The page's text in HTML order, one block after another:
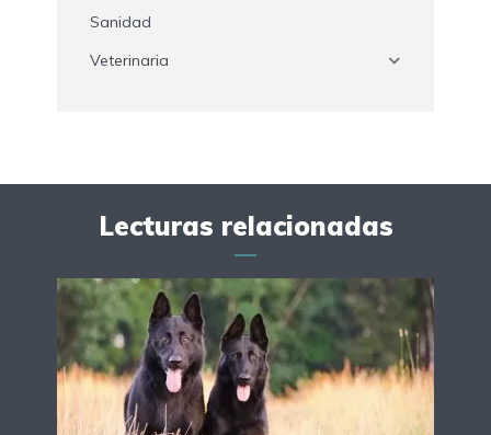
Sanidad
Veterinaria
Lecturas relacionadas